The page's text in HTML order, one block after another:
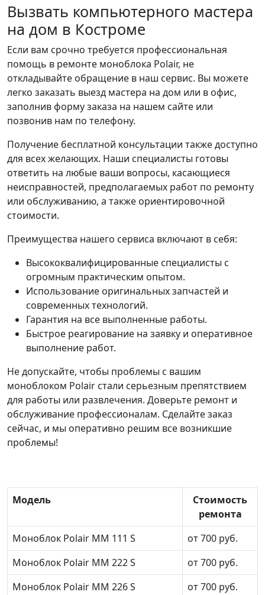
Вызвать компьютерного мастера
на дом в Костроме
Если вам срочно требуется профессиональная
помощь в ремонте моноблока Polair, не
откладывайте обращение в наш сервис. Вы можете
легко заказать выезд мастера на дом или в офис,
заполнив форму заказа на нашем сайте или
позвонив нам по телефону.
Получение бесплатной консультации также доступно
для всех желающих. Наши специалисты готовы
ответить на любые ваши вопросы, касающиеся
неисправностей, предполагаемых работ по ремонту
или обслуживанию, а также ориентировочной
стоимости.
Преимущества нашего сервиса включают в себя:
Высококвалифицированные специалисты с
огромным практическим опытом.
Использование оригинальных запчастей и
современных технологий.
Гарантия на все выполненные работы.
Быстрое реагирование на заявку и оперативное
выполнение работ.
Не допускайте, чтобы проблемы с вашим
моноблоком Polair стали серьезным препятствием
для работы или развлечения. Доверьте ремонт и
обслуживание профессионалам. Сделайте заказ
сейчас, и мы оперативно решим все возникшие
проблемы!
Модель
Стоимость
ремонта
Моноблок Polair MM 111 S
от 700 руб.
Моноблок Polair MM 222 S
от 700 руб.
Моноблок Polair MM 226 S
от 700 руб.